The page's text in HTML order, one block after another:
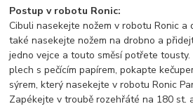
Postup v robotu Ronic:
Cibuli nasekejte nožem v robotu Ronic a
také nasekejte nožem na drobno a
jedno vejce a touto směsí potřete
plech s pečícím papírem, pokapte
sýrem, který nasekejte v robotu Ronic
Zapékejte v troubě rozehřáté na 180 st.